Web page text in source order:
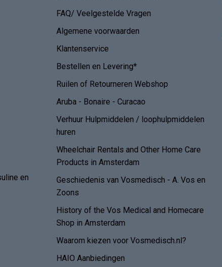
en
FAQ/ Veelgestelde Vragen
Algemene voorwaarden
Klantenservice
Bestellen en Levering*
Ruilen of Retourneren Webshop
Aruba - Bonaire - Curacao
Verhuur Hulpmiddelen / loophulpmiddelen
huren
Wheelchair Rentals and Other Home Care
Products in Amsterdam
Geschiedenis van Vosmedisch - A. Vos en
Zoons
History of the Vos Medical and Homecare
Shop in Amsterdam
Waarom kiezen voor Vosmedisch.nl?
HAIO Aanbiedingen